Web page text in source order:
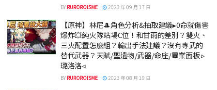
BY RUROROISME 2023 年 09 月 17 日
【原神】林尼🎩角色分析&抽取建議▸0命就傷害
爆炸💥純火隊站場C位！和甘雨的差別？雙火、
三火配置怎麼組？輸出手法建議？沒有專武的
替代武器？天賦/聖遺物/武器/命座/畢業面板 ▹
璐洛洛◃
BY RUROROISME 2023 年 08 月 19 日